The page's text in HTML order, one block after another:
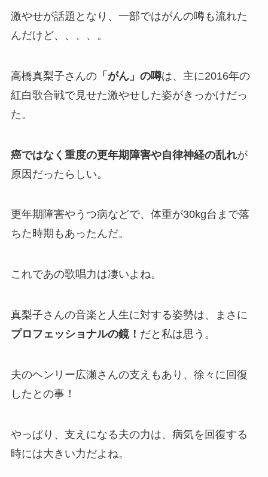
激やせが話題となり、一部ではがんの噂も流れた
んだけど、、、、。
高橋真梨子さんの「がん」の噂は、主に2016年の
紅白歌合戦で見せた激やせした姿がきっかけだっ
た。
癌ではなく重度の更年期障害や自律神経の乱れが
原因だったらしい。
更年期障害やうつ病などで、体重が30kg台まで落
ちた時期もあったんだ。
これであの歌唱力は凄いよね。
真梨子さんの音楽と人生に対する姿勢は、まさに
プロフェッショナルの鏡！ だと私は思う。
夫のヘンリー広瀬さんの支えもあり、徐々に回復
したとの事！
やっぱり、支えになる夫の力は、病気を回復する
時には大きい力だよね。